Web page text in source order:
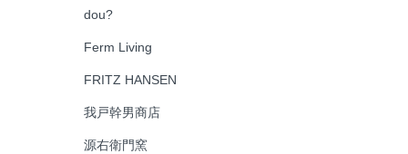
dou?
Ferm Living
FRITZ HANSEN
我戸幹男商店
源右衛門窯